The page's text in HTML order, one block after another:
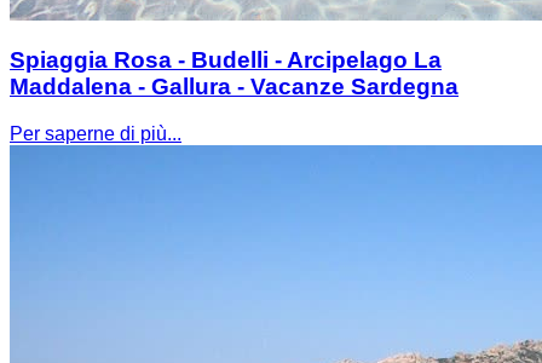
Spiaggia Rosa - Budelli - Arcipelago La
Maddalena - Gallura - Vacanze Sardegna
Per saperne di più...